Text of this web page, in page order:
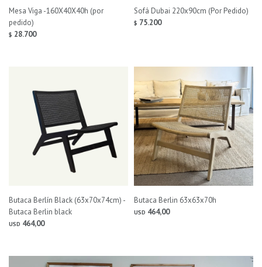
Mesa Viga -160X40X40h (por
pedido)
$ 28.700
Sofá Dubai 220x90cm (Por Pedido)
$ 75.200
Butaca Berlín Black (63x70x74cm) -
Butaca Berlin black
USD 464,00
Butaca Berlin 63x63x70h
USD 464,00